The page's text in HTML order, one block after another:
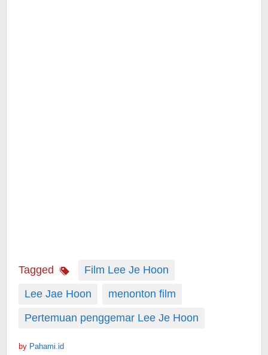
Tagged
Film Lee Je Hoon
Lee Jae Hoon
menonton film
Pertemuan penggemar Lee Je Hoon
by Pahami.id